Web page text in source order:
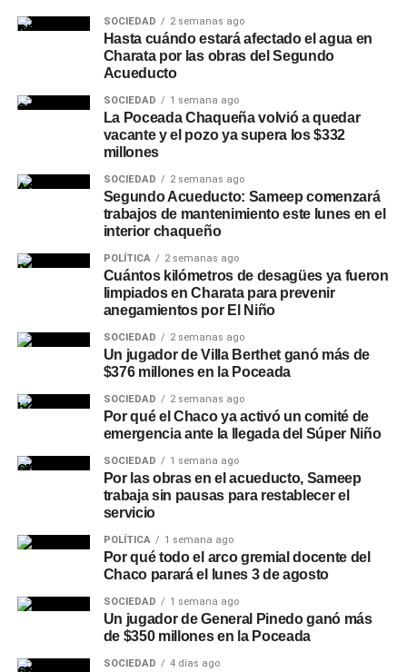
SOCIEDAD 2 semanas ago
Hasta cuándo estará afectado el agua en
Charata por las obras del Segundo
Acueducto
SOCIEDAD 1 semana ago
La Poceada Chaqueña volvió a quedar
vacante y el pozo ya supera los $332
millones
SOCIEDAD 2 semanas ago
Segundo Acueducto: Sameep comenzará
trabajos de mantenimiento este lunes en el
interior chaqueño
POLÍTICA 2 semanas ago
Cuántos kilómetros de desagües ya fueron
limpiados en Charata para prevenir
anegamientos por El Niño
SOCIEDAD 2 semanas ago
Un jugador de Villa Berthet ganó más de
$376 millones en la Poceada
SOCIEDAD 2 semanas ago
Por qué el Chaco ya activó un comité de
emergencia ante la llegada del Súper Niño
SOCIEDAD 1 semana ago
Por las obras en el acueducto, Sameep
trabaja sin pausas para restablecer el
servicio
POLÍTICA 1 semana ago
Por qué todo el arco gremial docente del
Chaco parará el lunes 3 de agosto
SOCIEDAD 1 semana ago
Un jugador de General Pinedo ganó más
de $350 millones en la Poceada
SOCIEDAD 4 días ago